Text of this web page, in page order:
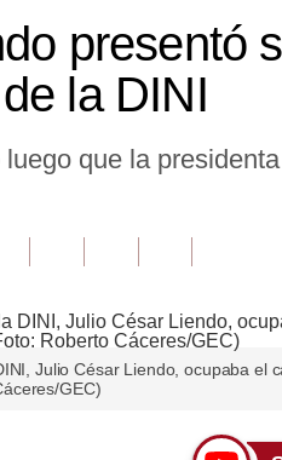
presentó
la DINI
que la
Julio César Liendo, ocupaba el
GEC)